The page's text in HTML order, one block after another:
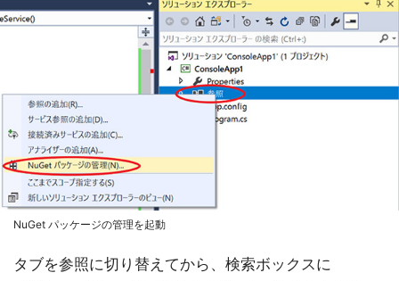
NuGet パッケージの管理を起動
タブを参照に切り替えてから、検索ボックスに